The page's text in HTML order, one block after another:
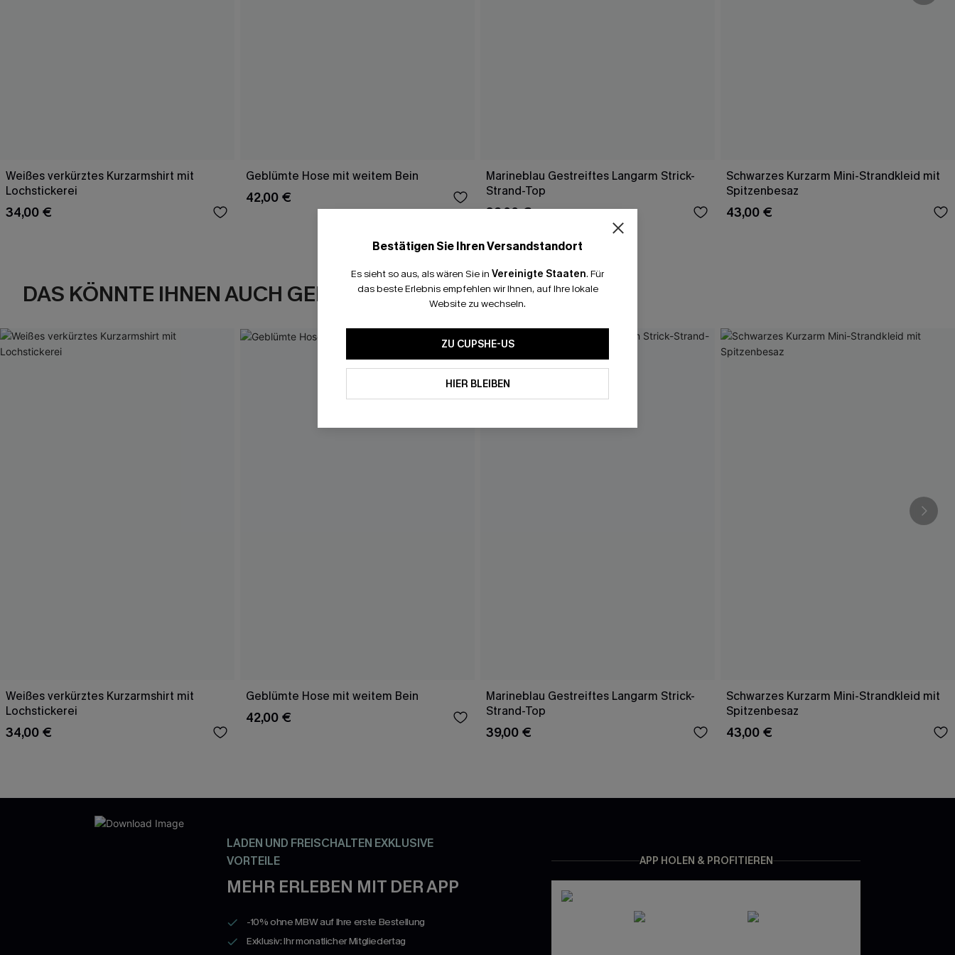
Weißes verkürztes Kurzarmshirt mit
Lochstickerei
34,00 €
Geblümte Hose mit weitem Bein
42,00 €
Marineblau Gestreiftes Langarm Strick-
Strand-Top
39,00 €
Schwarzes Kurzarm Mini-Strandkleid mit
Spitzenbesaz
43,00 €
DAS KÖNNTE IHNEN AUCH GEFALLEN
Weißes verkürztes Kurzarmshirt mit
Lochstickerei
34,00 €
Geblümte Hose mit weitem Bein
42,00 €
Marineblau Gestreiftes Langarm Strick-
Strand-Top
39,00 €
Schwarzes Kurzarm Mini-Strandkleid mit
Spitzenbesaz
43,00 €
LADEN UND FREISCHALTEN EXKLUSIVE
VORTEILE
MEHR ERLEBEN MIT DER APP
-10% ohne MBW auf Ihre erste Bestellung
Exklusiv: Ihr monatlicher Mitgliedertag
APP HOLEN & PROFITIEREN
Bestätigen Sie Ihren Versandstandort
Es sieht so aus, als wären Sie in Vereinigte Staaten. Für
das beste Erlebnis empfehlen wir Ihnen, auf Ihre lokale
Website zu wechseln.
ZU CUPSHE-US
HIER BLEIBEN